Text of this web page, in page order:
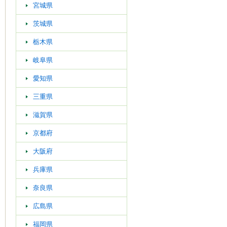
宮城県
茨城県
栃木県
岐阜県
愛知県
三重県
滋賀県
京都府
大阪府
兵庫県
奈良県
広島県
福岡県